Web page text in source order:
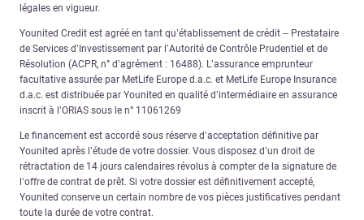
légales en vigueur.
Younited Credit est agréé en tant qu’établissement de crédit – Prestataire
de Services d’Investissement par l’Autorité de Contrôle Prudentiel et de
Résolution (ACPR, n° d’agrément : 16488). L’assurance emprunteur
facultative assurée par MetLife Europe d.a.c. et MetLife Europe Insurance
d.a.c. est distribuée par Younited en qualité d’intermédiaire en assurance
inscrit à l’ORIAS sous le n° 11061269
Le financement est accordé sous réserve d’acceptation définitive par
Younited après l’étude de votre dossier. Vous disposez d’un droit de
rétractation de 14 jours calendaires révolus à compter de la signature de
l’offre de contrat de prêt. Si votre dossier est définitivement accepté,
Younited conserve un certain nombre de vos pièces justificatives pendant
toute la durée de votre contrat.